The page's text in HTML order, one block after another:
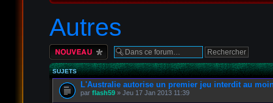
Autres
Écrire un nouveau
sujet
SUJETS
L'Australie autorise un premier jeu interdit au
par flash59» Jeu 17 Jan 2013 11:39